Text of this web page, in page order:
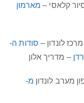
מארמון
סודות ה-
– מדריך אלון
מ-